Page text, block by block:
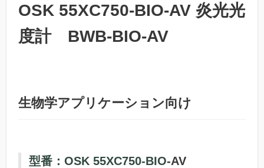
OSK 55XC750-BIO-AV 炎光光
度計 BWB-BIO-AV
生物学アプリケーション向け
型番：OSK 55XC750-BIO-AV